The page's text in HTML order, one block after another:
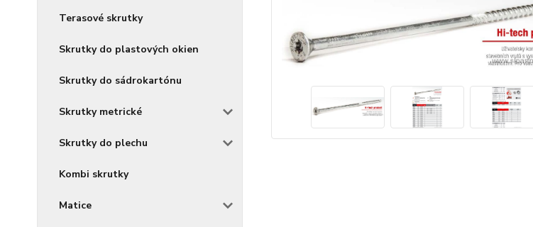
Terasové skrutky
Skrutky do plastových okien
Skrutky do sádrokartónu
Skrutky metrické
Skrutky do plechu
Kombi skrutky
Matice